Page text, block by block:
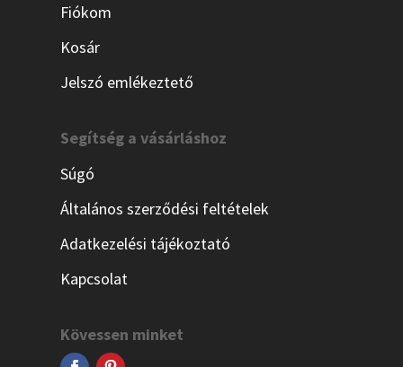
Fiókom
Kosár
Jelszó emlékeztető
Segítség a vásárláshoz
Súgó
Általános szerződési feltételek
Adatkezelési tájékoztató
Kapcsolat
Kövessen minket